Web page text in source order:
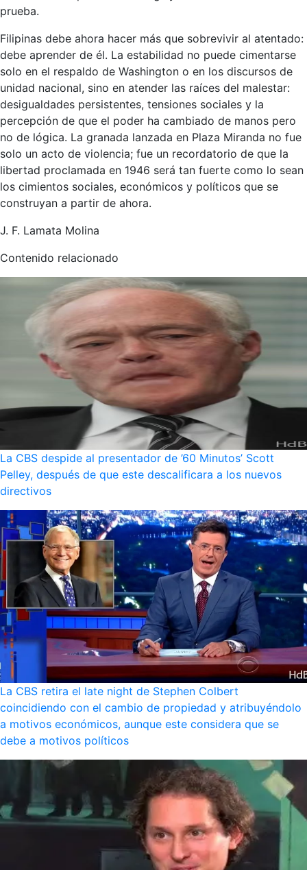
prueba.
Filipinas debe ahora hacer más que sobrevivir al atentado:
debe aprender de él. La estabilidad no puede cimentarse
solo en el respaldo de Washington o en los discursos de
unidad nacional, sino en atender las raíces del malestar:
desigualdades persistentes, tensiones sociales y la
percepción de que el poder ha cambiado de manos pero
no de lógica. La granada lanzada en Plaza Miranda no fue
solo un acto de violencia; fue un recordatorio de que la
libertad proclamada en 1946 será tan fuerte como lo sean
los cimientos sociales, económicos y políticos que se
construyan a partir de ahora.
J. F. Lamata Molina
Contenido relacionado
La CBS despide al presentador de ’60 Minutos’ Scott
Pelley, después de que este descalificara a los nuevos
directivos
La CBS retira el late night de Stephen Colbert
coincidiendo con el cambio de propiedad y atribuyéndolo
a motivos económicos, aunque este considera que se
debe a motivos políticos